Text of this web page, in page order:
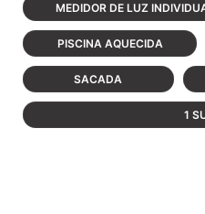
MEDIDOR DE LUZ
PISCINA AQUECIDA
SACADA
1